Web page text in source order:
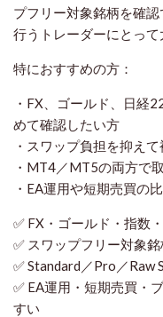
プフリー対象銘柄を確
行うトレーダーにとって
特におすすめの方：
・FX、ゴールド、日経
めて確認したい方
・スワップ負担を抑え
・MT4／MT5の両方で
・EA運用や短期売買の
✅ FX・ゴールド・指数
✅ スワップフリー対象
✅ Standard／Pro／Raw
✅ EA運用・短期売買・
すい